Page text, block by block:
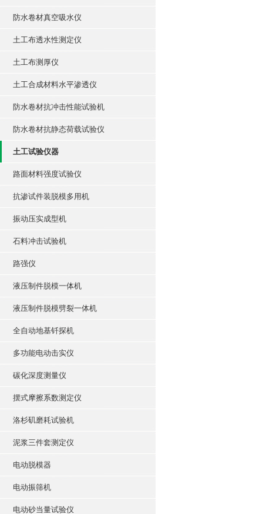
防水卷材真空吸水仪
土工布透水性测定仪
土工布测厚仪
土工合成材料水平渗透仪
防水卷材抗冲击性能试验机
防水卷材抗静态荷载试验仪
土工试验仪器
路面材料强度试验仪
抗渗试件装脱模多用机
振动压实成型机
石料冲击试验机
路强仪
液压制件脱模一体机
液压制件脱模劈裂一体机
全自动地基钎探机
多功能电动击实仪
碳化深度测量仪
摆式摩擦系数测定仪
洛杉矶磨耗试验机
泥浆三件套测定仪
电动脱模器
电动振筛机
电动砂当量试验仪